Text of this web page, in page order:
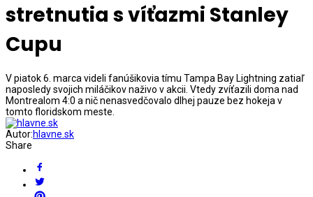
stretnutia s víťazmi Stanley
Cupu
V piatok 6. marca videli fanúšikovia tímu Tampa Bay Lightning zatiaľ
naposledy svojich miláčikov naživo v akcii. Vtedy zvíťazili doma nad
Montrealom 4:0 a nič nenasvedčovalo dlhej pauze bez hokeja v
tomto floridskom meste.
Autor:hlavne.sk
Share